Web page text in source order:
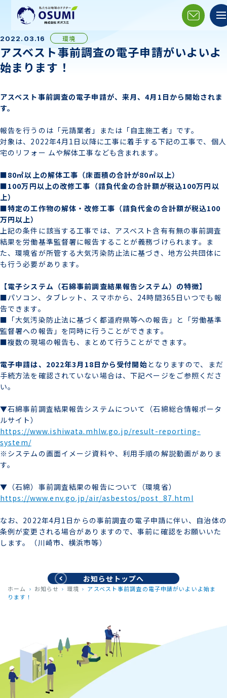
2022.03.16 環境
アスベスト事前調査の電子申請がいよいよ
始まります！
アスベスト事前調査の電子申請が、来月、4月1日から開始されま
す。
報告を行うのは「元請業者」または「自主施工者」です。
対象は、2022年4月1日以降に工事に着手する下記の工事で、個人
宅のリフォー ムや解体工事なども含まれます。
■80㎡以上の解体工事（床面積の合計が80㎡以上）
■100万円以上の改修工事（請負代金の合計額が税込100万円以
上）
■特定の工作物の解体・改修工事（請負代金の合計額が税込100
万円以上）
上記の条件に該当する工事では、アスベスト含有有無の事前調査
結果を労働基準監督署に報告することが義務づけられます。ま
た、環境省が所管する大気汚染防止法に基づき、地方公共団体に
も行う必要があります。
【電子システム（石綿事前調査結果報告システム）の特徴】
■パソコン、タブレット、スマホから、24時間365日いつでも報
告できます。
■「大気汚染防止法に基づく都道府県等への報告」と「労働基準
監督署への報告」を同時に行うことができます。
■複数の現場の報告も、まとめて行うことができます。
電子申請は、2022年3月18日から受付開始となりますので、まだ
手続方法を確認されていない場合は、下記ページをご参照くださ
い。
▼石綿事前調査結果報告システムについて（石綿総合情報ポータ
ルサイト）
https://www.ishiwata.mhlw.go.jp/result-reporting-
system/
※システムの画面イメージ資料や、利用手順の解説動画がありま
す。
▼（石綿）事前調査結果の報告について（環境省）
https://www.env.go.jp/air/asbestos/post_87.html
なお、2022年4月1日からの事前調査の電子申請に伴い、自治体の
条例が変更される場合がありますので、事前に確認をお願いいた
します。（川崎市、横浜市等）
お知らせトップへ
ホーム お知らせ 環境
アスベスト事前調査の電子申請がいよいよ始ま
ります！